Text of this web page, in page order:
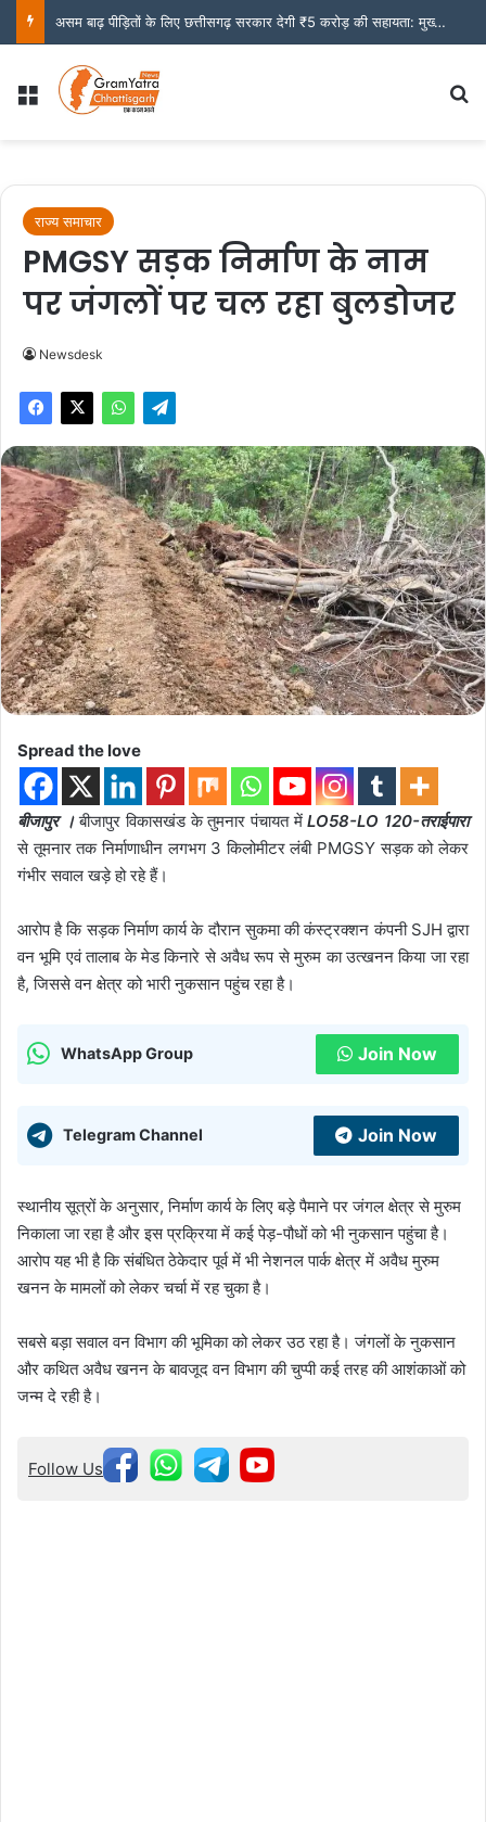
असम बाढ़ पीड़ितों के लिए छत्तीसगढ़ सरकार देगी ₹5 करोड़ की सहायता: मुख्यमंत्री साय
Menu
राज्य समाचार
PMGSY सड़क निर्माण के नाम
पर जंगलों पर चल रहा बुलडोजर
Newsdesk
Spread the love
बीजापुर ।बीजापुर विकासखंड के तुमनार पंचायत मेंLO58-LO 120-तराईपारा
से तूमनार तक निर्माणाधीन लगभग 3 किलोमीटर लंबी PMGSY सड़क को लेकर
गंभीर सवाल खड़े हो रहे हैं।
आरोप है कि सड़क निर्माण कार्य के दौरान सुकमा की कंस्ट्रक्शन कंपनी SJH द्वारा
वन भूमि एवं तालाब के मेड किनारे से अवैध रूप से मुरुम का उत्खनन किया जा रहा
है, जिससे वन क्षेत्र को भारी नुकसान पहुंच रहा है।
WhatsApp Group Join Now
Telegram Channel Join Now
स्थानीय सूत्रों के अनुसार, निर्माण कार्य के लिए बड़े पैमाने पर जंगल क्षेत्र से मुरुम
निकाला जा रहा है और इस प्रक्रिया में कई पेड़-पौधों को भी नुकसान पहुंचा है।
आरोप यह भी है कि संबंधित ठेकेदार पूर्व में भी नेशनल पार्क क्षेत्र में अवैध मुरुम
खनन के मामलों को लेकर चर्चा में रह चुका है।
सबसे बड़ा सवाल वन विभाग की भूमिका को लेकर उठ रहा है। जंगलों के नुकसान
और कथित अवैध खनन के बावजूद वन विभाग की चुप्पी कई तरह की आशंकाओं को
जन्म दे रही है।
Follow Us